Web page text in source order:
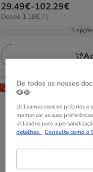
Preço
de
102.29€
29.49€-102.29€
1.18€
Desde 1.18€ / l
3
-25% na 2ª un.
De todos os nossos
🐶🍪
Utilizamos cookies próprios e
memorizar as suas
utilizados para a
detalhes. Consulte como o